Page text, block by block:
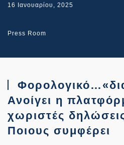
16 Ιανουαρίου, 2025
Press Room
Ανοίγει η
χωριστές
Ποιους συμφέρει